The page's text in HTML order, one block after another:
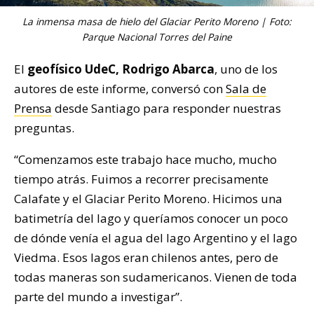
La inmensa masa de hielo del Glaciar Perito Moreno | Foto:
Parque Nacional Torres del Paine
El geofísico UdeC, Rodrigo Abarca, uno de los
autores de este informe, conversó conSala de
Prensa desde Santiago para responder nuestras
preguntas.
“Comenzamos este trabajo hace mucho, mucho
tiempo atrás. Fuimos a recorrer precisamente
Calafate y el Glaciar Perito Moreno. Hicimos una
batimetría del lago y queríamos conocer un poco
de dónde venía el agua del lago Argentino y el lago
Viedma. Esos lagos eran chilenos antes, pero de
todas maneras son sudamericanos. Vienen de toda
parte del mundo a investigar”.